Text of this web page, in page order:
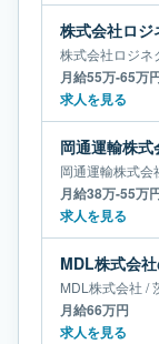
株式会社ロジネ
月給55万-65万
求人を見る
岡通運輸株式会
月給38万-55万
求人を見る
MDL株式会社 /
月給66万円
求人を見る